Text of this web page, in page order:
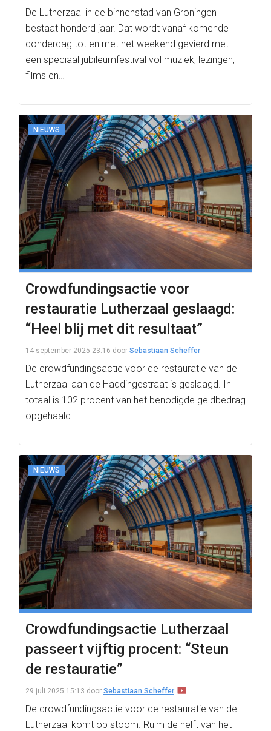
De Lutherzaal in de binnenstad van Groningen
bestaat honderd jaar. Dat wordt vanaf komende
donderdag tot en met het weekend gevierd met
een speciaal jubileumfestival vol muziek, lezingen,
films en…
NIEUWS
Crowdfundingsactie voor
restauratie Lutherzaal geslaagd:
“Heel blij met dit resultaat”
14 september 2025 23:16 door Sebastiaan Scheffer
De crowdfundingsactie voor de restauratie van de
Lutherzaal aan de Haddingestraat is geslaagd. In
totaal is 102 procent van het benodigde geldbedrag
opgehaald.
NIEUWS
Crowdfundingsactie Lutherzaal
passeert vijftig procent: “Steun
de restauratie”
29 juli 2025 15:13 door Sebastiaan Scheffer
De crowdfundingsactie voor de restauratie van de
Lutherzaal komt op stoom. Ruim de helft van het